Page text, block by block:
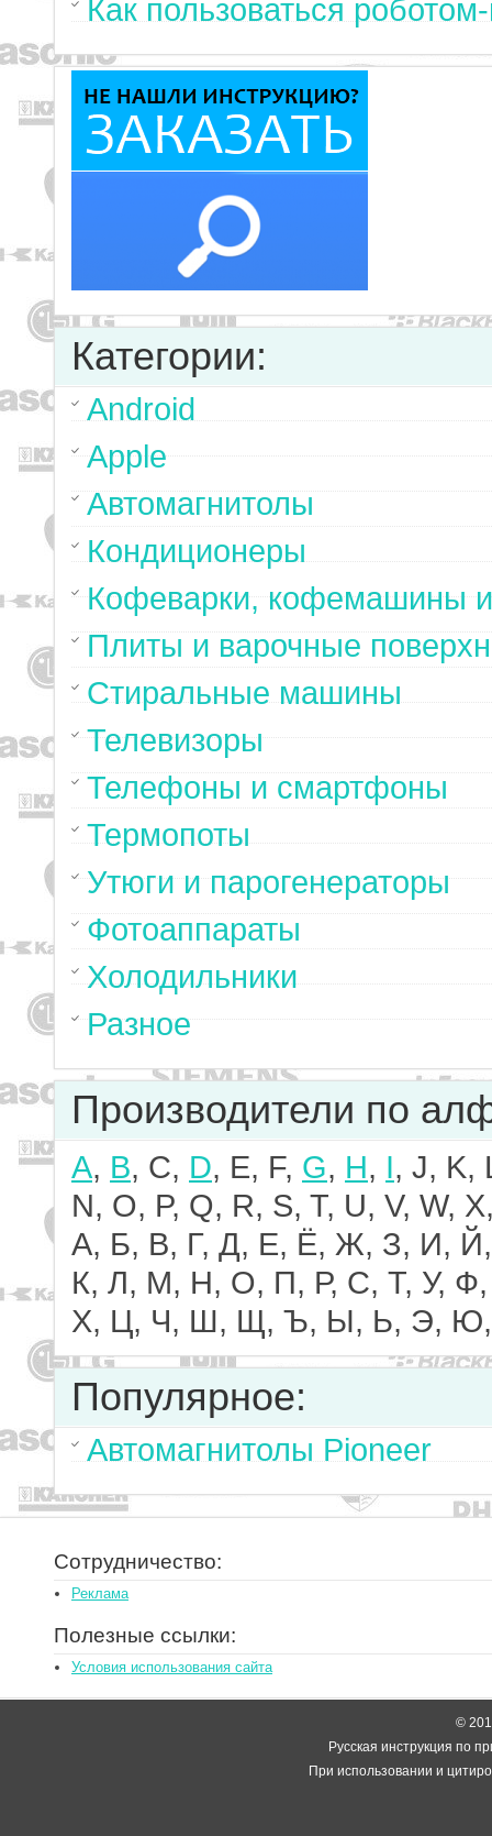
Как пользоваться
Категории:
Android
Apple
Автомагнитолы
Кондиционеры
Кофеварки, кофемашины
Плиты и варочные
Стиральные машины
Телевизоры
Телефоны и смартфоны
Термопоты
Утюги и парогенераторы
Фотоаппараты
Холодильники
Разное
Производители по
A, B, C, D, E, F, G, H, I, J, K,
N, O, P, Q, R, S, T, U, V, W,
А, Б, В, Г, Д, Е, Ё, Ж, З, И, Й,
К, Л, М, Н, О, П, Р, С, Т, У, Ф,
Х, Ц, Ч, Ш, Щ, Ъ, Ы, Ь, Э,
Популярное:
Автомагнитолы Pioneer
Сотрудничество:
Реклама
Полезные ссылки:
Условия использования сайта
©
Русская инструкция по
При использовании и